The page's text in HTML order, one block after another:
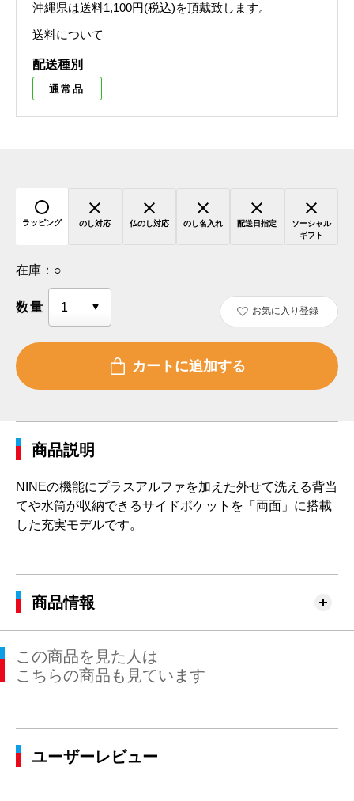
沖縄県は送料1,100円(税込)を頂戴致します。
送料について
配送種別
通常品
ラッピング のし対応 仏のし対応 のし名入れ 配送日指定
ソーシャル
ギフト
在庫： ○
数量 お気に入り登録
商品説明
NINEの機能にプラスアルファを加えた外せて洗える背当
てや水筒が収納できるサイドポケットを「両面」に搭載
した充実モデルです。
商品情報
この商品を見た人は
こちらの商品も見ています
ユーザーレビュー